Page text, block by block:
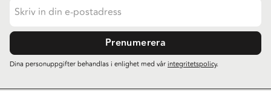
Prenumerera
Dina personuppgifter behandlas i enlighet med vårintegritetspolicy.